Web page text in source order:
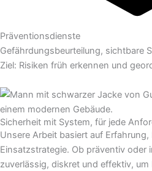
Präventionsdienste
Gefährdungsbeurteilung, sichtbare
Ziel: Risiken früh erkennen und
Sicherheit mit System, für jede
Unsere Arbeit basiert auf
Einsatzstrategie. Ob präventiv oder
zuverlässig, diskret und effektiv,